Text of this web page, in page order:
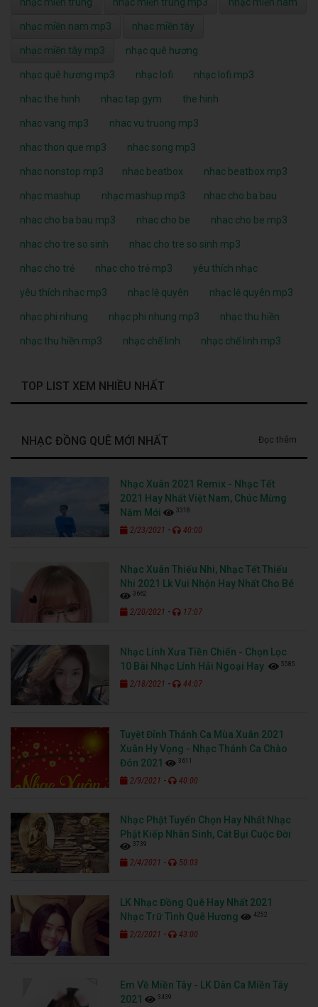
nhạc miền nam mp3 nhạc miền tây
nhạc miền tây mp3 nhạc quê hương
nhạc quê hương mp3 nhạc lofi nhạc lofi mp3
nhac the hinh nhac tap gym the hinh
nhac vang mp3 nhac vu truong mp3
nhac thon que mp3 nhac song mp3
nhac nonstop mp3 nhac beatbox nhac beatbox mp3
nhạc mashup nhạc mashup mp3 nhac cho ba bau
nhac cho ba bau mp3 nhac cho be nhac cho be mp3
nhac cho tre so sinh nhac cho tre so sinh mp3
nhạc cho trẻ nhạc cho trẻ mp3 yêu thích nhạc
yêu thích nhạc mp3 nhạc lệ quyên nhạc lệ quyên mp3
nhạc phi nhung nhạc phi nhung mp3 nhạc thu hiền
nhạc thu hiền mp3 nhạc chế linh nhạc chế linh mp3
TOP LIST XEM NHIỀU NHẤT
NHẠC ĐỒNG QUÊ MỚI NHẤT Đọc thêm
Nhạc Xuân 2021 Remix - Nhạc Tết
2021 Hay Nhất Việt Nam, Chúc Mừng
Năm Mới
3318
2/23/2021 - 40:00
Nhạc Xuân Thiếu Nhi, Nhạc Tết Thiếu
Nhi 2021 Lk Vui Nhộn Hay Nhất Cho Bé
3662
2/20/2021 - 17:07
Nhạc Lính Xưa Tiền Chiến - Chọn Lọc
10 Bài Nhạc Lính Hải Ngoại Hay
5585
2/18/2021 - 44:07
Tuyệt Đỉnh Thánh Ca Mùa Xuân 2021
Xuân Hy Vọng - Nhạc Thánh Ca Chào
Đón 2021
3611
2/9/2021 - 40:00
Nhạc Phật Tuyển Chọn Hay Nhất Nhạc
Phật Kiếp Nhân Sinh, Cát Bụi Cuộc Đời
3739
2/4/2021 - 50:03
LK Nhạc Đồng Quê Hay Nhất 2021
Nhạc Trữ Tình Quê Hương
4252
2/2/2021 - 43:00
Em Về Miền Tây - LK Dân Ca Miền Tây
2021
3439